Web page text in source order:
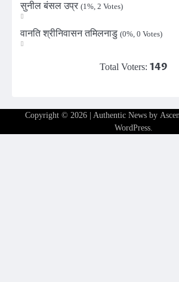
सुनील बंसल उप्र (1%, 2 Votes)
वानति श्रीनिवासन तमिलनाडु (0%, 0 Votes)
Total Voters: 149
Copyright © 2026 | Authentic News by
WordPress